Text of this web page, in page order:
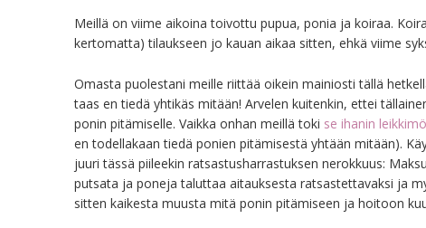
Meillä on viime aikoina toivottu pupua, ponia ja koiraa.
kertomatta) tilaukseen jo kauan aikaa sitten, ehkä viime
Omasta puolestani meille riittää oikein mainiosti tällä
taas en tiedä yhtikäs mitään! Arvelen kuitenkin, ettei
ponin pitämiselle. Vaikka onhan meillä toki se ihanin
en todellakaan tiedä ponien pitämisestä yhtään mitään).
juuri tässä piileekin ratsastusharrastuksen nerokkuus:
putsata ja poneja taluttaa aitauksesta ratsastettavaksi ja
sitten kaikesta muusta mitä ponin pitämiseen ja hoitoon